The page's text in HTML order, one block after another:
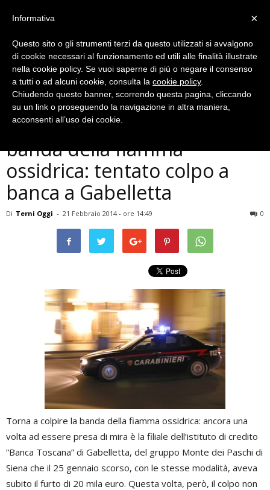
Cronaca
Terni, torna a colpire la
banda della fiamma
ossidrica: tentato colpo a
banca a Gabelletta
Di Terni Oggi - 21 Febbraio 2014 - ore 14:49 0
Torna a colpire la banda della fiamma ossidrica: ancora una
volta ad essere presa di mira è la filiale dell’istituto di credito
“Banca Toscana” di Gabelletta, del gruppo Monte dei Paschi di
Siena che il 25 gennaio scorso, con le stesse modalità, aveva
subito il furto di 20 mila euro. Questa volta, però, il colpo non
×
Informativa
Questo sito o gli strumenti terzi da questo utilizzati si avvalgono
di cookie necessari al funzionamento ed utili alle finalità illustrate
nella cookie policy. Se vuoi saperne di più o negare il consenso
a tutti o ad alcuni cookie, consulta la cookie policy.
Chiudendo questo banner, scorrendo questa pagina, cliccando
su un link o proseguendo la navigazione in altra maniera,
acconsenti all’uso dei cookie.